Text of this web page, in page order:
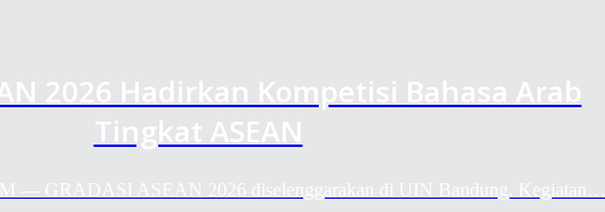
2026 Hadirkan Kompetisi Bahasa Arab
Tingkat ASEAN
— GRADASI ASEAN 2026 diselenggarakan di UIN Bandung. Kegiatan…